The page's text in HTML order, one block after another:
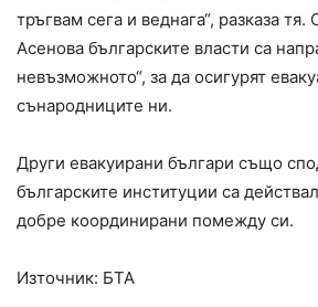
тръгвам сега и веднага“, разказа
Асенова българските власти са
невъзможното“, за да осигурят
сънародниците ни.
Други евакуирани българи също
българските институции са
добре координирани помежду си.
Източник: БТА